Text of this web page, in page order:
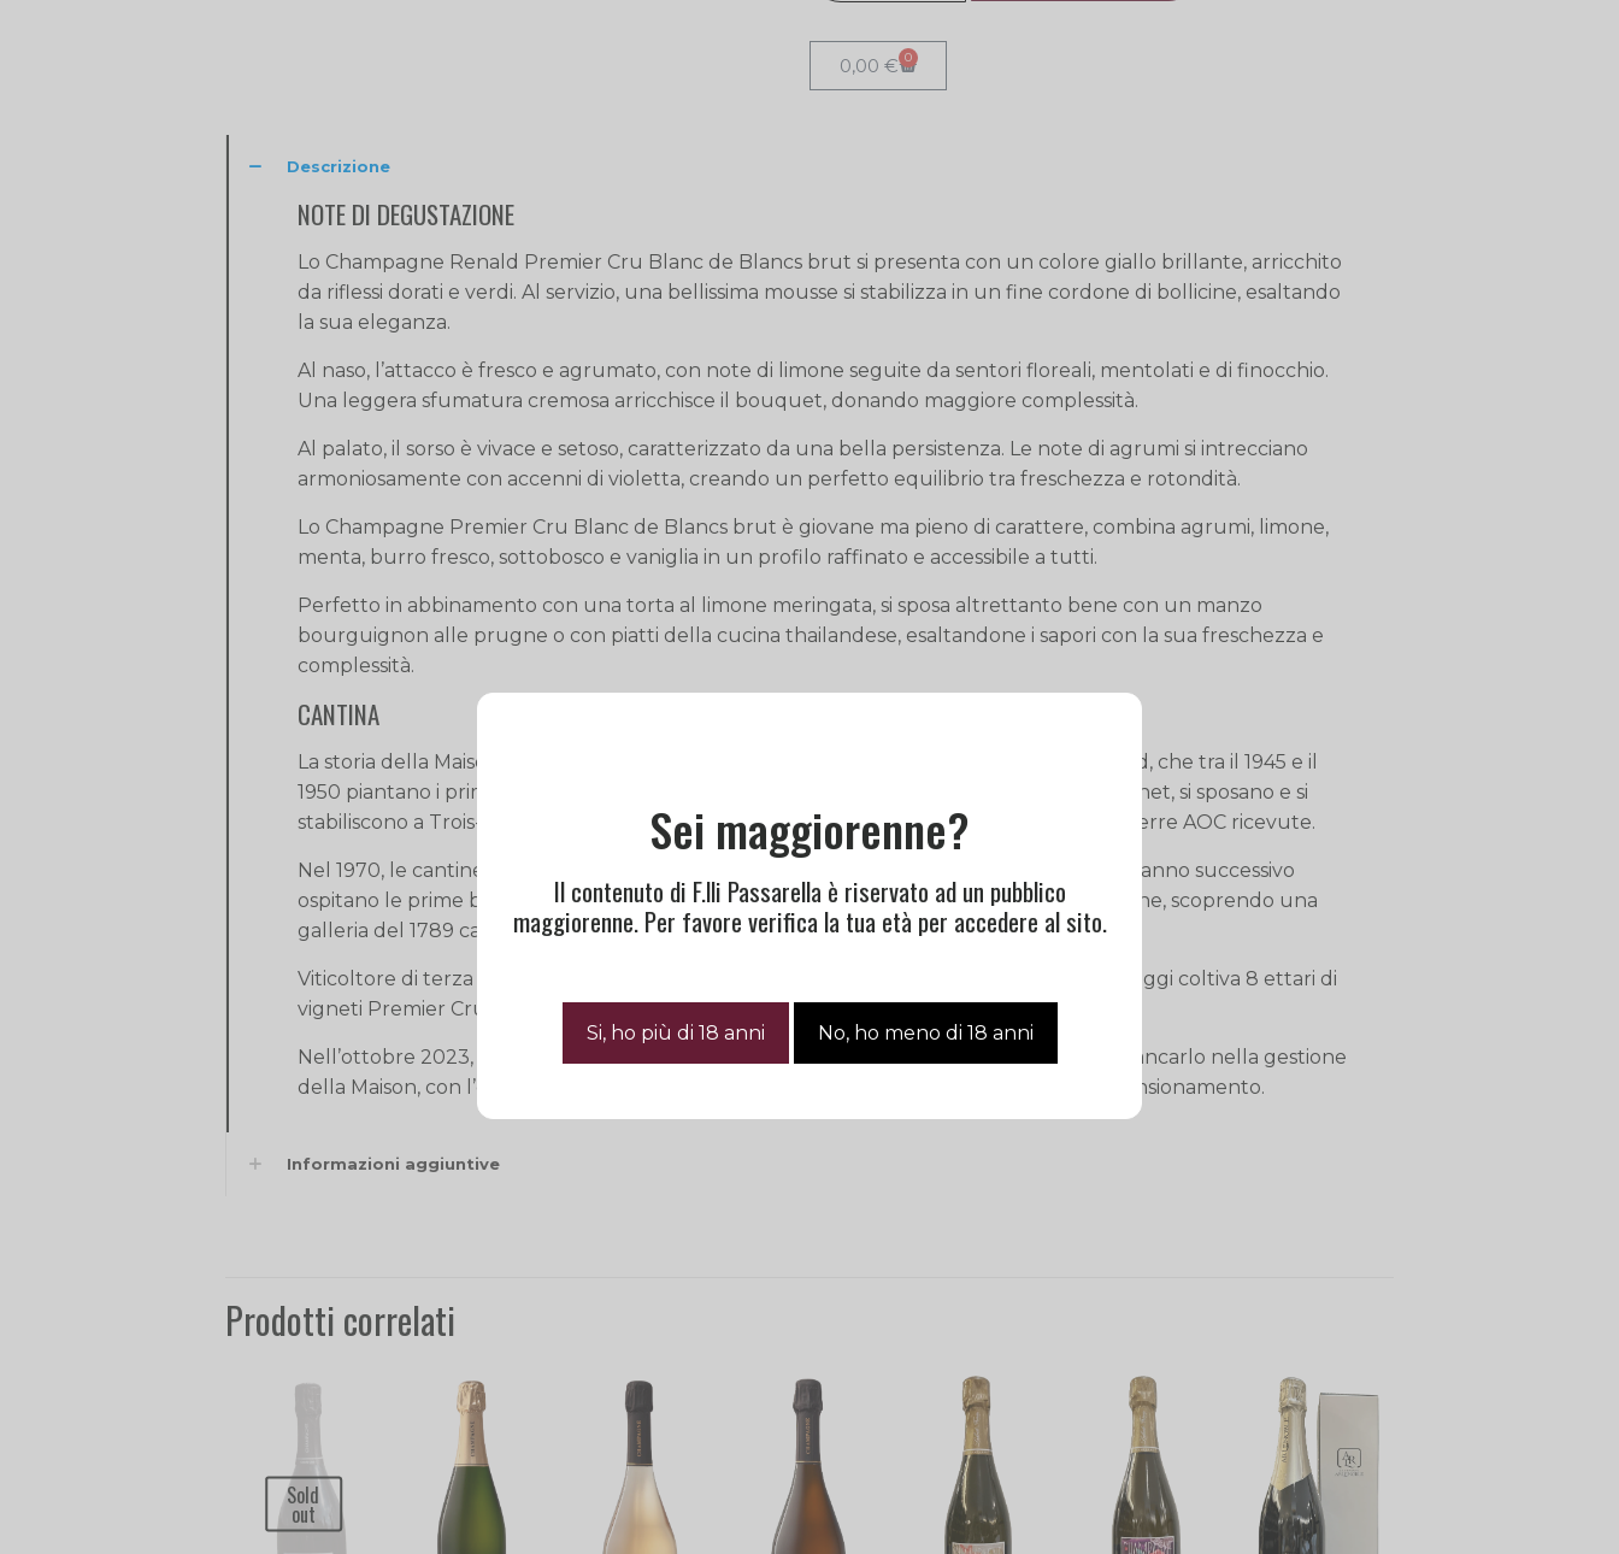
0,00 € 0
Descrizione
NOTE DI DEGUSTAZIONE
Lo Champagne Renald Premier Cru Blanc de Blancs brut si presenta con un colore giallo brillante, arricchito
da riflessi dorati e verdi. Al servizio, una bellissima mousse si stabilizza in un fine cordone di bollicine, esaltando
la sua eleganza.
Al naso, l’attacco è fresco e agrumato, con note di limone seguite da sentori floreali, mentolati e di finocchio.
Una leggera sfumatura cremosa arricchisce il bouquet, donando maggiore complessità.
Al palato, il sorso è vivace e setoso, caratterizzato da una bella persistenza. Le note di agrumi si intrecciano
armoniosamente con accenni di violetta, creando un perfetto equilibrio tra freschezza e rotondità.
Lo Champagne Premier Cru Blanc de Blancs brut è giovane ma pieno di carattere, combina agrumi, limone,
menta, burro fresco, sottobosco e vaniglia in un profilo raffinato e accessibile a tutti.
Perfetto in abbinamento con una torta al limone meringata, si sposa altrettanto bene con un manzo
bourguignon alle prugne o con piatti della cucina thailandese, esaltandone i sapori con la sua freschezza e
complessità.
CANTINA
La storia della Maison inizia con Antoinette, nonna di Pierre Trichet, e suo marito Edmond, che tra il 1945 e il
1950 piantano i primi ceppi di vite. Nel 1961, i genitori di Pierre, Thérèse Didier e René Trichet, si sposano e si
stabiliscono a Trois-Puits, vicino a Reims. Coltivatori cerealicoli, continuano a piantare le terre AOC ricevute.
Nel 1970, le cantine già esistenti vengono rilanciate per la produzione di champagne, e l’anno successivo
ospitano le prime bottiglie vinificate. Alla fine degli anni ’70, René Trichet amplia le cantine, scoprendo una
galleria del 1789 capace di contenere 45.000 bottiglie.
Viticoltore di terza generazione, Pierre Trichet prende le redini della Maison nel 1989 e oggi coltiva 8 ettari di
vigneti Premier Cru e Grand Cru. Nel 2015 segna una nuova fase della storia familiare.
Nell’ottobre 2023, Pierre e Mireille accolgono Stéphane Dubois come Direttore per affiancarlo nella gestione
della Maison, con l’obiettivo di dedicare più tempo alla famiglia e prepararsi al futuro pensionamento.
Informazioni aggiuntive
Prodotti correlati
Sold
out
Sei maggiorenne?
Il contenuto di F.lli Passarella è riservato ad un pubblico
maggiorenne. Per favore verifica la tua età per accedere al sito.